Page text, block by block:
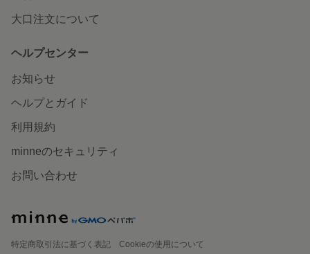
大口注文について
ヘルプセンター
お知らせ
ヘルプとガイド
利用規約
minneのセキュリティ
お問い合わせ
特定商取引法に基づく表記
Cookieの使用について